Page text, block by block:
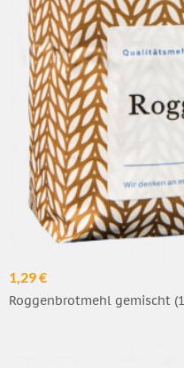
1,29 €
Roggenbrotmehl gemischt